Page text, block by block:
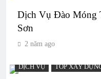
Dịch Vụ Đào Móng
Sơn
2 năm ago
DỊCH VỤ TOP XÂY